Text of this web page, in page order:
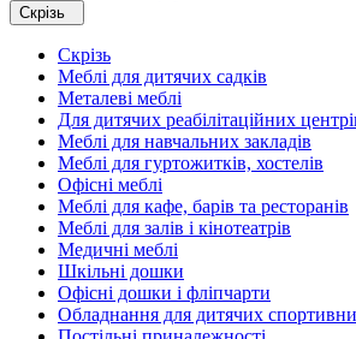
Скрізь
Скрізь
Меблі для дитячих садків
Металеві меблі
Для дитячих реабілітаційних
Меблі для навчальних закладів
Меблі для гуртожитків, хостелів
Офісні меблі
Меблі для кафе, барів та ресторанів
Меблі для залів і кінотеатрів
Медичні меблі
Шкільні дошки
Офісні дошки і фліпчарти
Обладнання для дитячих